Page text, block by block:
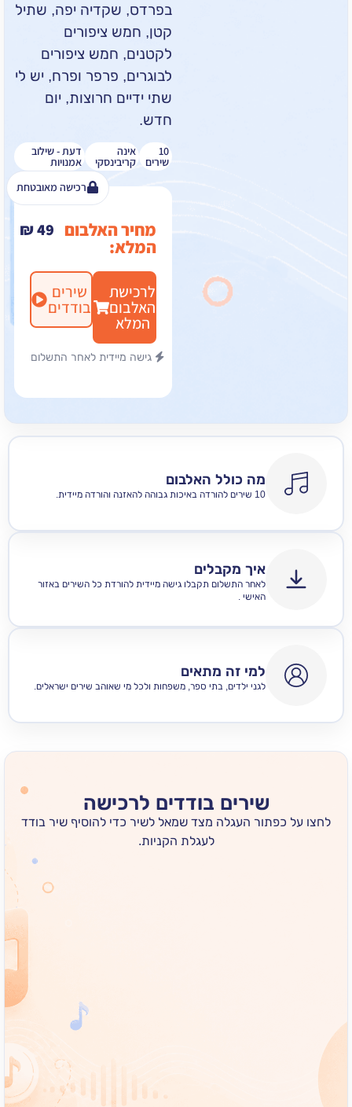
בפרדס, שקדיה יפה, שתיל
קטן, חמש ציפורים
לקטנים, חמש ציפורים
לבוגרים, פרפר ופרח, יש לי
שתי ידיים חרוצות, יום
קריבינסקי
דעת - שילוב
אמנויות
מחיר האלבום ₪49
לרכישת
האלבום
שירים
בודדים
גישה מיידית לאחר התשלום
רכישה מאובטחת
מה כולל האלבום
איך מקבלים
לאחר התשלום תקבלו גישה מיידית להורדת כל השירים באזור
למי זה מתאים
לגני ילדים, בתי ספר, משפחות ולכל מי שאוהב שירים ישראלים.
שירים בודדים לרכישה
כפתור העגלה מצד שמאל לשיר כדי להוסיף שיר בודד
לעגלת הקניות.